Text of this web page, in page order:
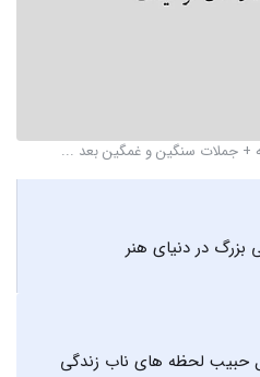
+ جملات سنگین و غمگین بعد ...